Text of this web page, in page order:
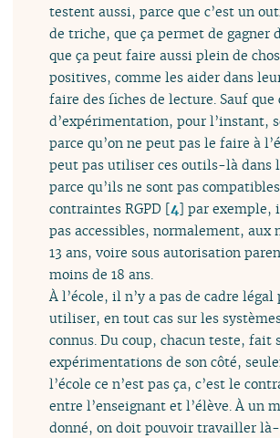
testent aussi, parce que c’est un
de triche, que ça permet de gagner
que ça peut faire aussi plein de
positives, comme les aider dans
faire des fiches de lecture. Sauf que
d’expérimentation, pour l’instant,
parce qu’on ne peut pas le faire à
peut pas utiliser ces outils-là dans
parce qu’ils ne sont pas
contraintes RGPD [4] par exemple,
pas accessibles, normalement, aux
13 ans, voire sous autorisation
moins de 18 ans.
À l’école, il n’y a pas de cadre légal
utiliser, en tout cas sur les
connus. Du coup, chacun teste, fait
expérimentations de son côté,
l’école ce n’est pas ça, c’est le
entre l’enseignant et l’élève. À un
donné, on doit pouvoir travailler là-